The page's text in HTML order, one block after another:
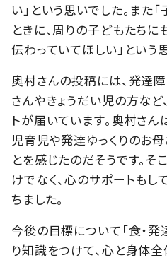
い」という思いでした。また
ときに、周りの子どもたち
伝わっていてほしい」という
奥村さんの投稿には、発達
さんやきょうだい児の方な
トが届いています。奥村さ
児育児や発達ゆっくりのお
とを感じたのだそうです。
けでなく、心のサポートも
ちました。
今後の目標について「食・発
り知識をつけて、心と身体